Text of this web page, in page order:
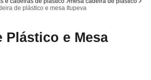
de plástico e mesa Itupeva
Plástico e Mesa